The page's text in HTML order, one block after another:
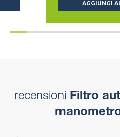
AGGIUNGI
recensioni Filtro